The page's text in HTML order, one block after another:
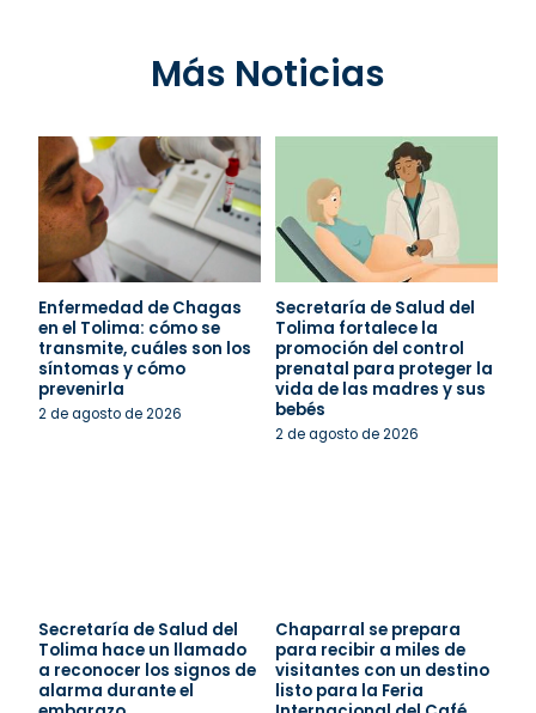
Más Noticias
Enfermedad de Chagas
en el Tolima: cómo se
transmite, cuáles son los
síntomas y cómo
prevenirla
2 de agosto de 2026
Secretaría de Salud del
Tolima fortalece la
promoción del control
prenatal para proteger la
vida de las madres y sus
bebés
2 de agosto de 2026
Secretaría de Salud del
Tolima hace un llamado
a reconocer los signos de
alarma durante el
Chaparral se prepara
para recibir a miles de
visitantes con un destino
listo para la Feria